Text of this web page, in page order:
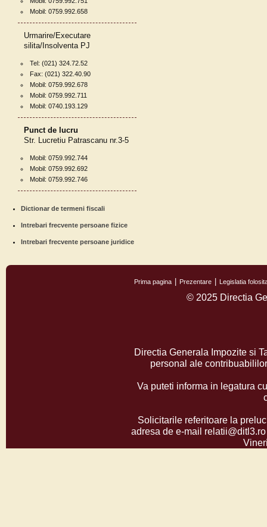
Mobil: 0759.992.658
Urmarire/Executare
silita/Insolventa PJ
Tel: (021) 324.72.52
Fax: (021) 322.40.90
Mobil: 0759.992.678
Mobil: 0759.992.711
Mobil: 0740.193.129
Punct de lucru
Str. Lucretiu Patrascanu nr.3-5
Mobil: 0759.992.744
Mobil: 0759.992.692
Mobil: 0759.992.746
Dictionar de termeni fiscali
Intrebari frecvente persoane fizice
Intrebari frecvente persoane juridice
Prima pagina Prezentare Legislatia
© 2025 Directia
Directia Generala Impozite si
personal ale
Va puteti informa in legatura
Solicitarile referitoare la
adresa de e-mail